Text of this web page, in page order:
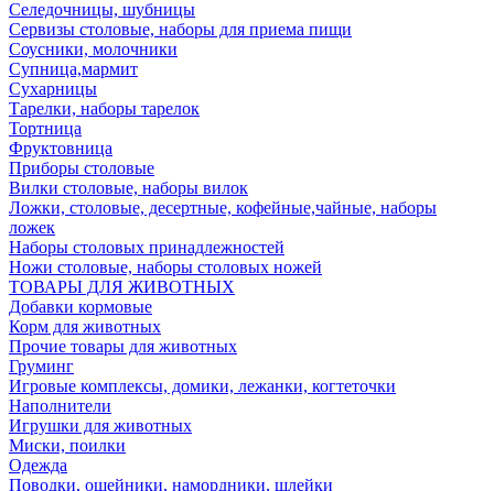
Селедочницы, шубницы
Сервизы столовые, наборы для приема пищи
Соусники, молочники
Супница,мармит
Сухарницы
Тарелки, наборы тарелок
Тортница
Фруктовница
Приборы столовые
Вилки столовые, наборы вилок
Ложки, столовые, десертные, кофейные,чайные, наборы
ложек
Наборы столовых принадлежностей
Ножи столовые, наборы столовых ножей
ТОВАРЫ ДЛЯ ЖИВОТНЫХ
Добавки кормовые
Корм для животных
Прочие товары для животных
Груминг
Игровые комплексы, домики, лежанки, когтеточки
Наполнители
Игрушки для животных
Миски, поилки
Одежда
Поводки, ошейники, намордники, шлейки